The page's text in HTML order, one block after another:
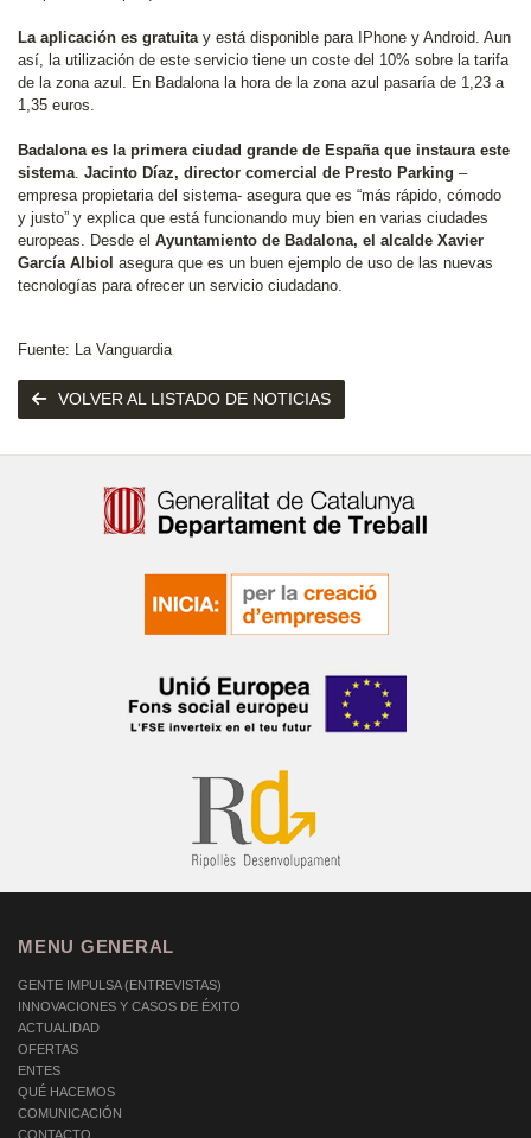
La aplicación es gratuitay está disponible para IPhone y Android. Aun
así, la utilización de este servicio tiene un coste del 10% sobre la tarifa
de la zona azul. En Badalona la hora de la zona azul pasaría de 1,23 a
1,35 euros.
Badalona es la primera ciudad grande de España que instaura este
sistema. Jacinto Díaz, director comercial de Presto Parking –
empresa propietaria del sistema- asegura que es “más rápido, cómodo
y justo” y explica que está funcionando muy bien en varias ciudades
europeas. Desde el Ayuntamiento de Badalona, el alcalde Xavier
García Albiol asegura que es un buen ejemplo de uso de las nuevas
tecnologías para ofrecer un servicio ciudadano.
Fuente: La Vanguardia
VOLVER AL LISTADO DE NOTICIAS
MENU GENERAL
GENTE IMPULSA (ENTREVISTAS)
INNOVACIONES Y CASOS DE ÉXITO
ACTUALIDAD
OFERTAS
ENTES
QUÉ HACEMOS
COMUNICACIÓN
CONTACTO